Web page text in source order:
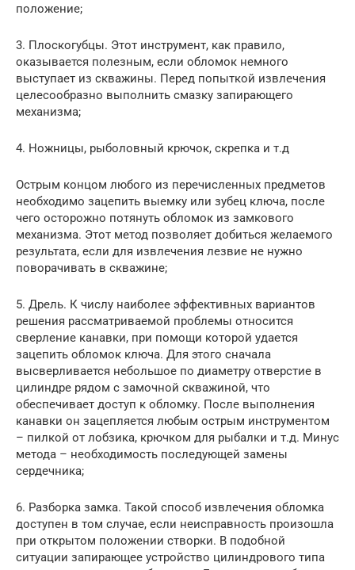
положение;
3. Плоскогубцы. Этот инструмент, как правило,
оказывается полезным, если обломок немного
выступает из скважины. Перед попыткой извлечения
целесообразно выполнить смазку запирающего
механизма;
4. Ножницы, рыболовный крючок, скрепка и т.д
Острым концом любого из перечисленных предметов
необходимо зацепить выемку или зубец ключа, после
чего осторожно потянуть обломок из замкового
механизма. Этот метод позволяет добиться желаемого
результата, если для извлечения лезвие не нужно
поворачивать в скважине;
5. Дрель. К числу наиболее эффективных вариантов
решения рассматриваемой проблемы относится
сверление канавки, при помощи которой удается
зацепить обломок ключа. Для этого сначала
высверливается небольшое по диаметру отверстие в
цилиндре рядом с замочной скважиной, что
обеспечивает доступ к обломку. После выполнения
канавки он зацепляется любым острым инструментом
– пилкой от лобзика, крючком для рыбалки и т.д. Минус
метода – необходимость последующей замены
сердечника;
6. Разборка замка. Такой способ извлечения обломка
доступен в том случае, если неисправность произошла
при открытом положении створки. В подобной
ситуации запирающее устройство цилиндрового типа